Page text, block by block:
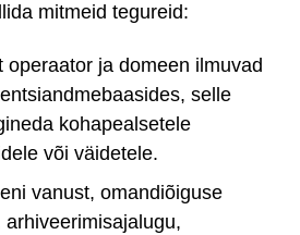
mitmeid tegureid:
operaator ja domeen ilmuvad
selle
kohapealsetele
või väidetele.
vanust, omandiõiguse
arhiveerimisajalugu,